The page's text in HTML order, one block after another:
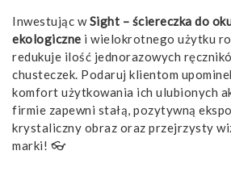
Inwestując wSight – ściereczka do
ekologiczne i wielokrotnego użytku
redukuje ilość jednorazowych
chusteczek. Podaruj klientom
komfort użytkowania ich ulubionych
firmie zapewni stałą, pozytywną
krystaliczny obraz oraz przejrzysty
marki! 👓